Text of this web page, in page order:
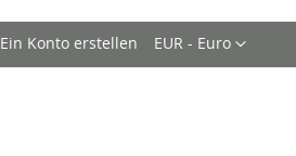
Währung
EUR - Euro
Ein Konto erstellen